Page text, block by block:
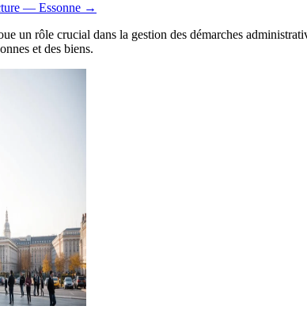
— Essonne →
un rôle crucial dans la gestion des démarches
et des biens.